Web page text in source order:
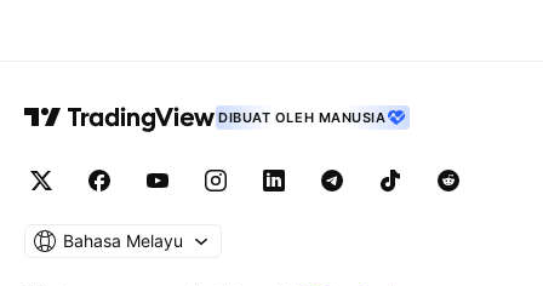
DIBUAT OLEH MANUSIA
Bahasa Melayu